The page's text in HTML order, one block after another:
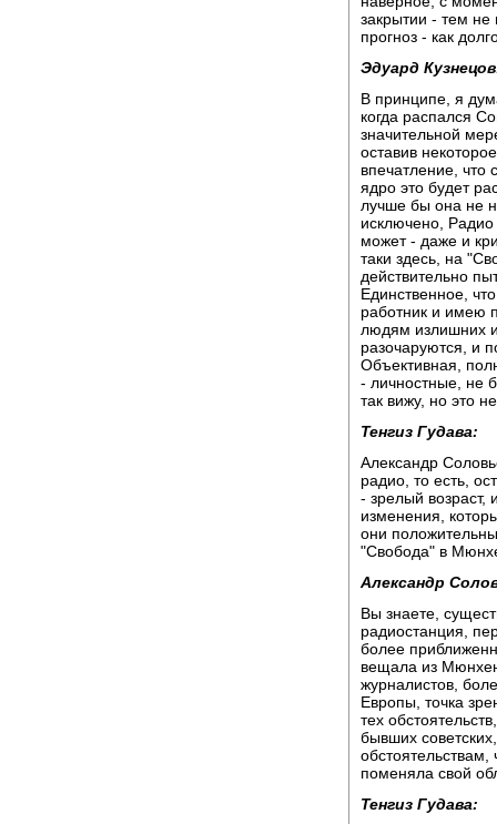
закрытии - тем
прогноз - как
Эдуард
В принципе, я
когда распался
значительной
оставив
впечатление, что
ядро это будет
лучше бы она не
исключено,
может - даже и
таки здесь, на
действительно
Единственное,
работник и имею
людям излишних
разочаруются, и
Объективная,
- личностные, не
так вижу, но это
Тенгиз Гудава:
Александр
радио, то есть,
- зрелый возраст,
изменения,
они
"Свобода" в
Александр
Вы знаете,
радиостанция,
более
вещала из
журналистов,
Европы, точка
тех
бывших
поменяла свой
Тенгиз Гудава: